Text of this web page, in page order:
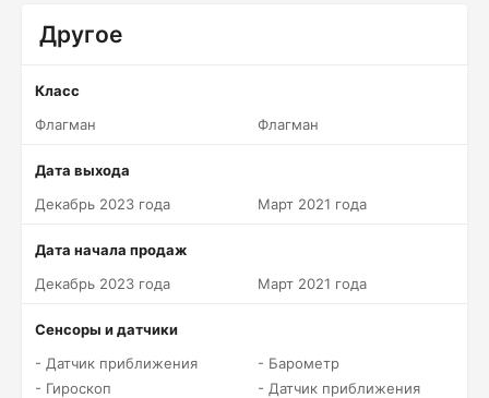
Другое
Класс
Флагман
Флагман
Дата выхода
Декабрь 2023 года
Март 2021 года
Дата начала продаж
Декабрь 2023 года
Март 2021 года
Сенсоры и датчики
- Датчик приближения
- Гироскоп
- Барометр
- Датчик приближения